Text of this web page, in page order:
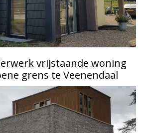
vrijstaande woning
grens te Veenendaal